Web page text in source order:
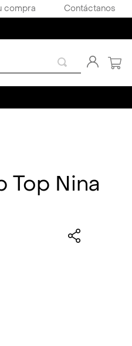
compra Contáctanos
Top Nina